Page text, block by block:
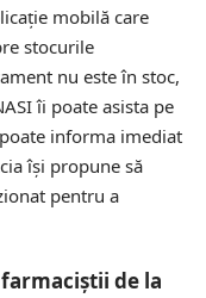
mobilă care
stocurile
nu este în stoc,
îi poate asista pe
informa imediat
își propune să
pentru a
de la